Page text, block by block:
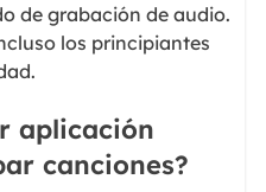
de grabación de audio.
los principiantes
aplicación
canciones?